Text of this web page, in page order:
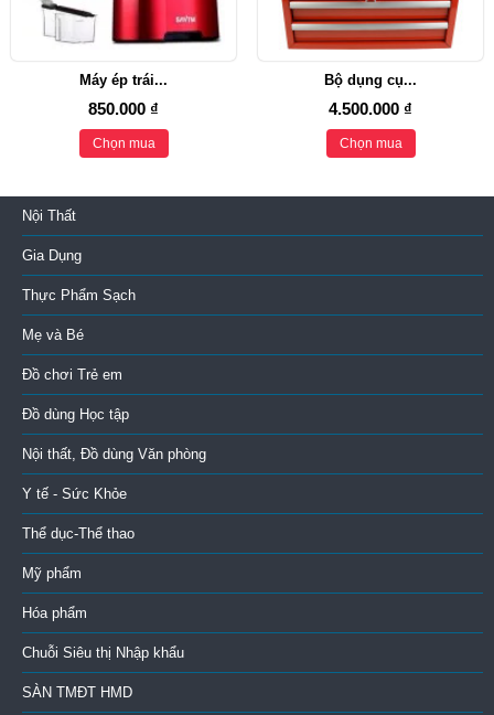
Máy ép trái...
850.000 ₫
Chọn mua
Bộ dụng cụ...
4.500.000 ₫
Chọn mua
Nội Thất
Gia Dụng
Thực Phẩm Sạch
Mẹ và Bé
Đồ chơi Trẻ em
Đồ dùng Học tập
Nội thất, Đồ dùng Văn phòng
Y tế - Sức Khỏe
Thể dục-Thể thao
Mỹ phẩm
Hóa phẩm
Chuỗi Siêu thị Nhập khẩu
SÀN TMĐT HMD